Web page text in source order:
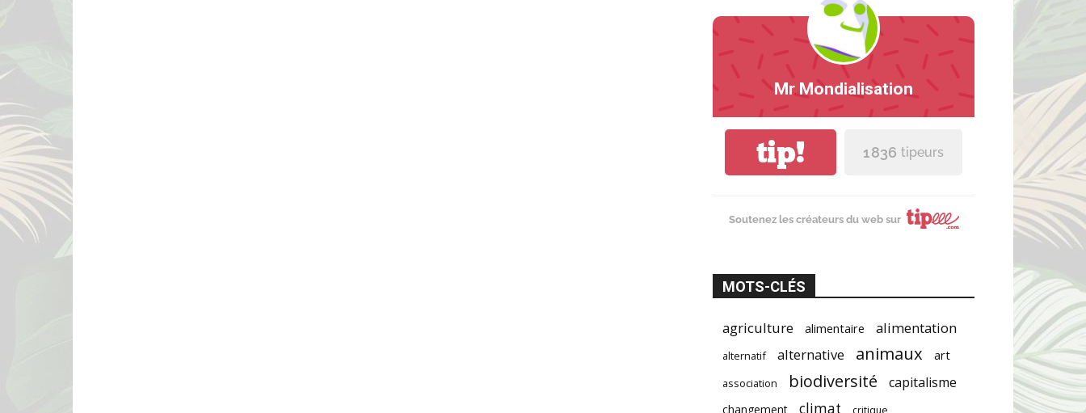
Mr Mondialisation
tip! 1 836 tipeurs
Soutenez les créateurs du web sur
MOTS-CLÉS
agriculture alimentaire alimentation
alternatif alternative animaux art
association biodiversité capitalisme
changement climat
critique